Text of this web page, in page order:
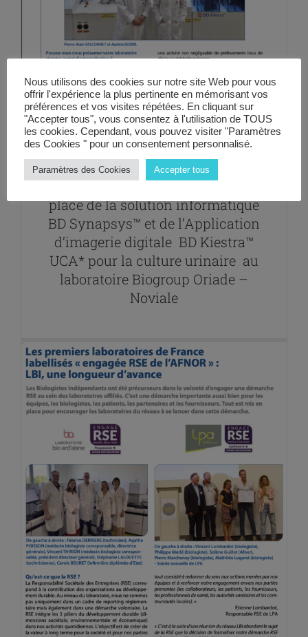
Retour d’expérience sur la mise en
place de la solution informatique
BD Synapsys™ et de l’Application
d’imagerie digitale BD Kiestra™
UCA* pour la culture urinaire au
laboratoire Biogroup Oriade –
Noviale
Nous utilisons des cookies sur notre site Web pour vous
offrir l'expérience la plus pertinente en mémorisant vos
préférences et vos visites répétées. En cliquant sur
"Accepter tous", vous consentez à l'utilisation de TOUS
les cookies. Cependant, vous pouvez visiter "Paramètres
des Cookies " pour un consentement personnalisé.
Paramètres des Cookies Accepter tous